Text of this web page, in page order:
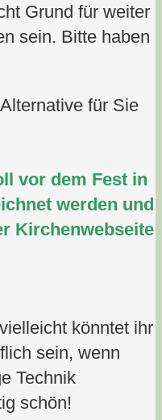
Grund für weiter
sein. Bitte haben
für Sie
vor dem Fest in
werden und
Kirchenwebseite
könntet ihr
sein, wenn
Technik
schön!